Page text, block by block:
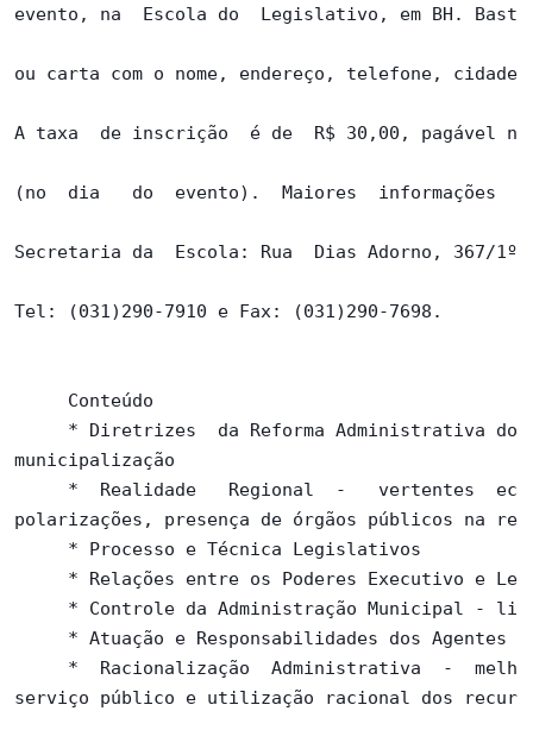
evento, na  Escola do  Legislativo, em BH.
ou carta com o nome, endereço, telefone, cidade e
A taxa  de inscrição  é de  R$ 30,00, pagável no
(no  dia   do  evento).  Maiores  informações
Secretaria da  Escola: Rua  Dias Adorno, 367/1º
Tel: (031)290-7910 e Fax: (031)290-7698.
     Conteúdo
* Diretrizes  da Reforma Administrativa do
municipalização
*  Realidade   Regional  -   vertentes
polarizações, presença de órgãos públicos na
     * Processo e Técnica Legislativos
* Relações entre os Poderes Executivo e
* Controle da Administração Municipal -
* Atuação e Responsabilidades dos Agentes
*  Racionalização  Administrativa  -
serviço público e utilização racional dos